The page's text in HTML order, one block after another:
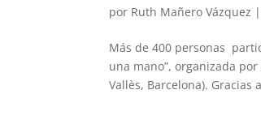
por Ruth Mañero Vázquez |
Más de 400 personas
una mano”, organizada
Vallès, Barcelona). Gracias